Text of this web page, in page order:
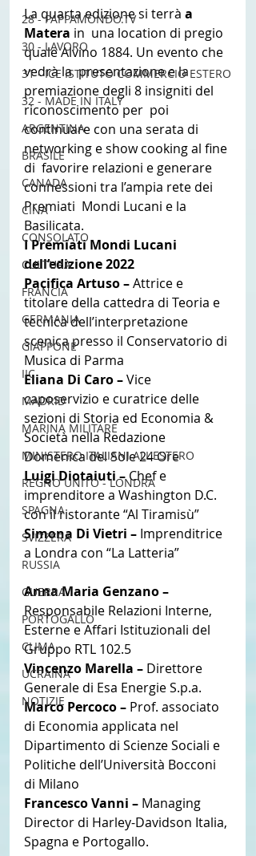
28 - PAPPAMONDO.TV
30 - LAVORO
31 - ICE ISTITUTO COMMERCIO ESTERO
32 - MADE IN ITALY
ARGENTINA
BRASILE
CANADA
CINA
CONSOLATO
CULTURA
FRANCIA
GERMANIA
GIAPPONE
IIC
MADRID
MARINA MILITARE
MINISTERO ITALIANI ALL'ESTERO
REGNO UNITO - LONDRA
SPAGNA
SVIZZERA
RUSSIA
GUERRA
PORTOGALLO
CLIMA
UCRAINA
NOTIZIE
La quarta edizione si terrà a
Matera in  una location di pregio
quale Alvino 1884. Un evento che
vedrà la  presentazione e la
premiazione degli 8 insigniti del
riconoscimento per  poi
continuare con una serata di
networking e show cooking al fine
di  favorire relazioni e generare
connessioni tra l’ampia rete dei
Premiati  Mondi Lucani e la
Basilicata.
I Premiati Mondi Lucani
dell’edizione 2022
Pacifica Artuso – Attrice e
titolare della cattedra di Teoria e
tecnica dell’interpretazione
scenica presso il Conservatorio di
Musica di Parma
Eliana Di Caro – Vice
caposervizio e curatrice delle
sezioni di Storia ed Economia &
Società nella Redazione
Domenica del Sole 24 Ore
Luigi Diotaiuti – Chef e
imprenditore a Washington D.C.
con il ristorante “Al Tiramisù”
Simona Di Vietri – Imprenditrice
a Londra con “La Latteria”
Anna Maria Genzano –
Responsabile Relazioni Interne,
Esterne e Affari Istituzionali del
Gruppo RTL 102.5
Vincenzo Marella – Direttore
Generale di Esa Energie S.p.a.
Marco Percoco – Prof. associato
di Economia applicata nel
Dipartimento di Scienze Sociali e
Politiche dell’Università Bocconi
di Milano
Francesco Vanni – Managing
Director di Harley-Davidson Italia,
Spagna e Portogallo.